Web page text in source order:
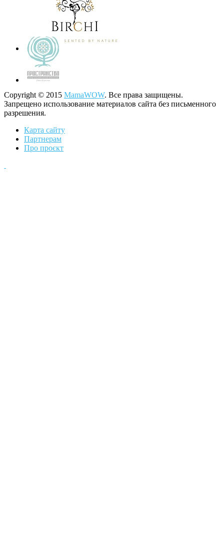
Copyright © 2015 MamaWOW. Все права защищены.
Запрещено использование материалов сайта без письменного
разрешения.
Карта сайту
Партнерам
Про проєкт